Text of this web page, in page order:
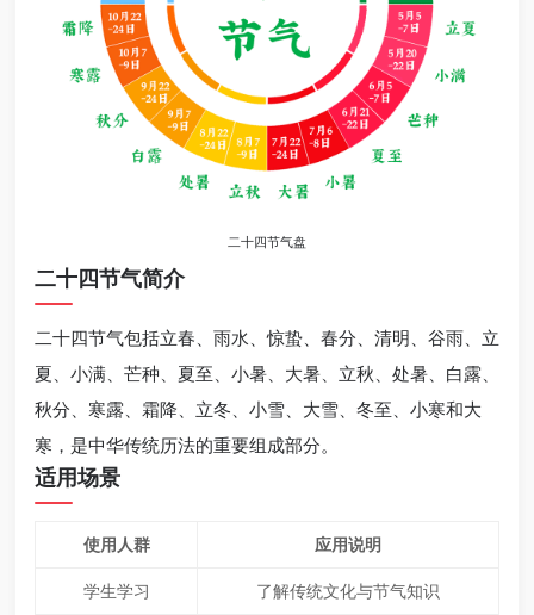
二十四节气盘
二十四节气简介
二十四节气包括立春、雨水、惊蛰、春分、清明、谷雨、立
夏、小满、芒种、夏至、小暑、大暑、立秋、处暑、白露、
秋分、寒露、霜降、立冬、小雪、大雪、冬至、小寒和大
寒，是中华传统历法的重要组成部分。
适用场景
使用人群 应用说明
学生学习 了解传统文化与节气知识